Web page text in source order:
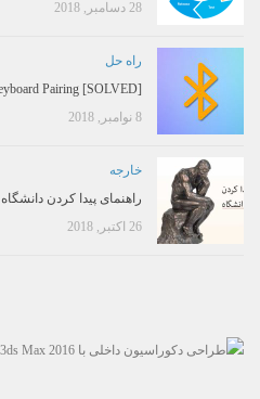
28 دسامبر, 2018
راه حل
[SOLVED] Bluetooth Keyboard Pairing
8 نوامبر, 2018
خارجه
راهنمای پیدا کردن
26 اکتبر, 2018